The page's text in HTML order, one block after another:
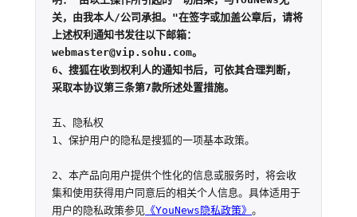
关，由我本人/公司承担。"在签字或加盖公章后，请将
上述权利通知书发往以下邮箱：
webmaster@vip.sohu.com。
6、搜狐在收到权利人的通知书后，可依其合理判断，
采取本协议第三条第7款所述处置措施。
五、隐私权
1、保护用户的隐私是搜狐的一项基本政策。
2、本产品向用户提供个性化的信息或服务时，将会收
集和使用获得用户同意后的相关个人信息。具体适用于
用户的隐私政策参见 《YouNews隐私政策》 。